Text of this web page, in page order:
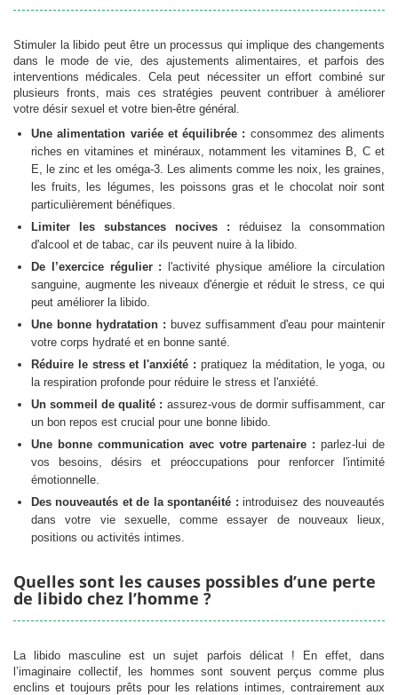
Stimuler la libido peut être un processus qui implique des changements
dans le mode de vie, des ajustements alimentaires, et parfois des
interventions médicales. Cela peut nécessiter un effort combiné sur
plusieurs fronts, mais ces stratégies peuvent contribuer à améliorer
votre désir sexuel et votre bien-être général.
Une alimentation variée et équilibrée : consommez des aliments
riches en vitamines et minéraux, notamment les vitamines B, C et
E, le zinc et les oméga-3. Les aliments comme les noix, les graines,
les fruits, les légumes, les poissons gras et le chocolat noir sont
particulièrement bénéfiques.
Limiter les substances nocives : réduisez la consommation
d'alcool et de tabac, car ils peuvent nuire à la libido.
De l’exercice régulier : l'activité physique améliore la circulation
sanguine, augmente les niveaux d'énergie et réduit le stress, ce qui
peut améliorer la libido.
Une bonne hydratation : buvez suffisamment d'eau pour maintenir
votre corps hydraté et en bonne santé.
Réduire le stress et l'anxiété : pratiquez la méditation, le yoga, ou
la respiration profonde pour réduire le stress et l'anxiété.
Un sommeil de qualité : assurez-vous de dormir suffisamment, car
un bon repos est crucial pour une bonne libido.
Une bonne communication avec votre partenaire : parlez-lui de
vos besoins, désirs et préoccupations pour renforcer l'intimité
émotionnelle.
Des nouveautés et de la spontanéité : introduisez des nouveautés
dans votre vie sexuelle, comme essayer de nouveaux lieux,
positions ou activités intimes.
Quelles sont les causes possibles d’une perte
de libido chez l’homme ?
La libido masculine est un sujet parfois délicat ! En effet, dans
l’imaginaire collectif, les hommes sont souvent perçus comme plus
enclins et toujours prêts pour les relations intimes, contrairement aux